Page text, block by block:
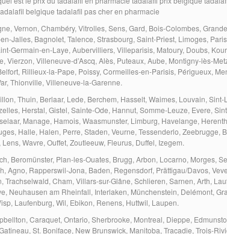
belgique tadalafil pas cher en pharmacie
Vernon, Chambéry, Vitrolles, Sens, Gard, Bois-Colombes,
Jalles, Bagnolet, Talence, Strasbourg, Saint-Priest, Limoges,
Germain-en-Laye, Aubervilliers, Villeparisis, Matoury, Doubs,
Vierzon, Villeneuve-d’Ascq, Alès, Puteaux, Aube, Montigny-lès-
Rillieux-la-Pape, Poissy, Cormeilles-en-Parisis, Périgueux,
Thionville, Villeneuve-la-Garenne.
Thuin, Berlaar, Lede, Berchem, Hasselt, Waimes, Louvain, Sint-
Herstal, Gistel, Sainte-Ode, Hannut, Somme-Leuze, Evere,
Manage, Hamois, Waasmunster, Limburg, Havelange,
Halle, Halen, Perre, Staden, Veurne, Tessenderlo, Zeebrugge,
Lens, Wavre, Ouffet, Zoutleeuw, Fleurus, Duffel, Izegem.
Beromünster, Plan-les-Ouates, Brugg, Arbon, Locarno, Morges,
Agno, Rapperswil-Jona, Baden, Regensdorf, Prättigau/Davos,
Trachselwald, Cham, Villars-sur-Glâne, Schlieren, Sarnen, Arth,
Neuhausen am Rheinfall, Interlaken, Münchenstein, Delémont,
Laufenburg, Wil, Ebikon, Renens, Huttwil, Laupen.
Caraquet, Ontario, Sherbrooke, Montreal, Dieppe,
St. Boniface, New Brunswick, Manitoba, Tracadie, Trois-